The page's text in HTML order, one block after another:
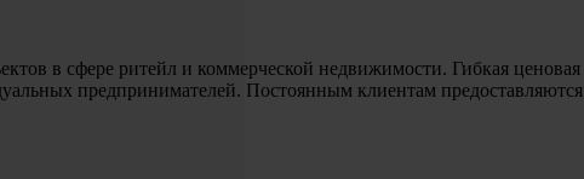
в сфере ритейл и коммерческой недвижимости. Гибкая ценовая
предпринимателей. Постоянным клиентам предоставляются